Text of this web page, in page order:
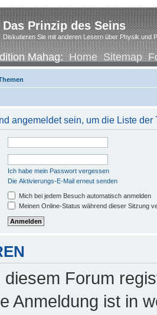
Das Prinzip des Seins
Diskutieren Sie mit anderen Lesern über Physik und
Mahag:Home Sitemap
angemeldet sein, um die Liste
Ich habe mein Passwort vergessen
Die Aktivierungs-E-Mail erneut senden
Mich bei jedem Besuch automatisch anmelden
Meinen Online-Status während dieser Sitzung
diesem Forum
Anmeldung ist in